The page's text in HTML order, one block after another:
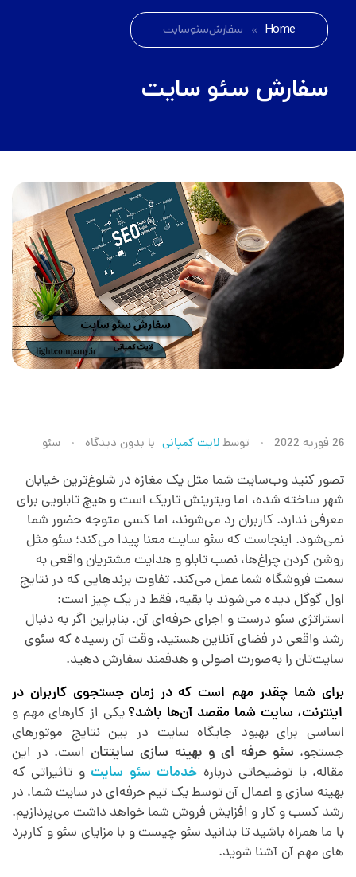
Home
» سفارش سئو سایت
سفارش سئو سایت
س
ف
ا
ر
ش
س
ئ
و
س
ا
26 فوریه 2022 توسطلایت کمپانی با بدون دیدگاه سئو
تصور کنید وب‌سایت شما مثل یک مغازه در شلوغ‌ترین خیابان
شهر ساخته شده، اما ویترینش تاریک است و هیچ تابلویی برای
معرفی ندارد. کاربران رد می‌شوند، اما کسی متوجه حضور شما
نمی‌شود. اینجاست که سئو سایت معنا پیدا می‌کند؛ سئو مثل
روشن کردن چراغ‌ها، نصب تابلو و هدایت مشتریان واقعی به
سمت فروشگاه شما عمل می‌کند. تفاوت برندهایی که در نتایج
اول گوگل دیده می‌شوند با بقیه، فقط در یک چیز است:
استراتژی سئو درست و اجرای حرفه‌ای آن. بنابراین اگر به دنبال
رشد واقعی در فضای آنلاین هستید، وقت آن رسیده که سئوی
سایت‌تان را به‌صورت اصولی و هدفمند سفارش دهید.
برای شما چقدر مهم است که در زمان جستجوی کاربران در
اینترنت، سایت شما مقصد آن‌ها باشد؟یکی از کارهای مهم و
اساسی برای بهبود جایگاه سایت در بین نتایج موتورهای
جستجو، سئو حرفه ای و بهینه سازی سایتتان است. در این
مقاله، با توضیحاتی درباره خدمات سئو سایتو تاثیراتی که
بهینه سازی و اعمال آن توسط یک تیم حرفه‌ای در سایت شما، در
رشد کسب و کار و افزایش فروش شما خواهد داشت می‌پردازیم.
با ما همراه باشید تا بدانید سئو چیست و با مزایای سئو و کاربرد
های مهم آن آشنا شوید.